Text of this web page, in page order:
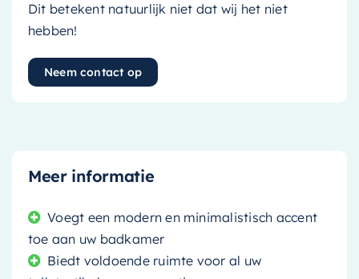
Dit betekent natuurlijk niet dat wij het niet
hebben!
Neem contact op
Meer informatie
Voegt een modern en minimalistisch accent
toe aan uw badkamer
Biedt voldoende ruimte voor al uw